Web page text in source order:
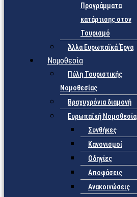
Προγράμματα
κατάρτισης στον
Τουρισμό
Άλλα Ευρωπαϊκά Έργα
Νομοθεσία
Πύλη Τουριστικής
Νομοθεσίας
Βραχυχρόνια διαμονή
Ευρωπαϊκή Νομοθεσία
Συνθήκες
Κανονισμοί
Οδηγίες
Αποφάσεις
Ανακοινώσεις